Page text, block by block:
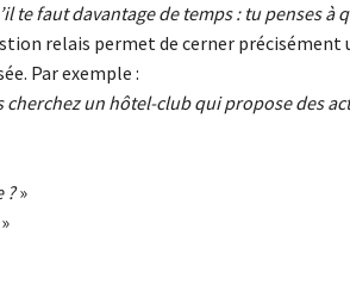
te faut davantage de temps : tu penses à
relais permet de cerner précisément
Par exemple :
cherchez un hôtel-club qui propose des
?»